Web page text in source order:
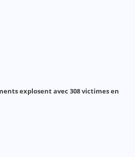
explosent avec 308 victimes en